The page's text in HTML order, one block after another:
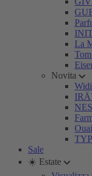
La
Novita
Ouai
Sale
☀️ Estate